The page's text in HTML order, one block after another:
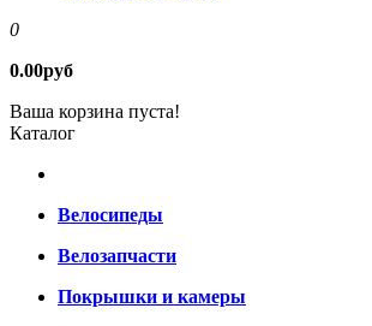
0
0.00руб
Ваша корзина пуста!
Каталог
Велосипеды
Велозапчасти
Покрышки и камеры